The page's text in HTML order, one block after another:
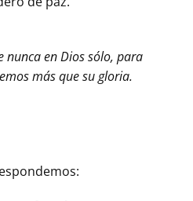
nunca en Dios sólo, para
más que su gloria.